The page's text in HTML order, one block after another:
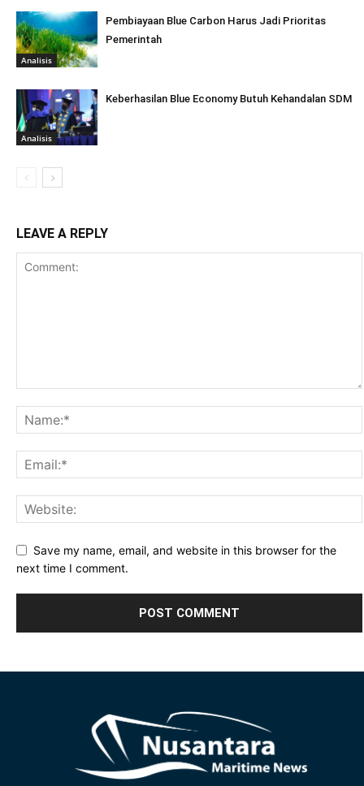
Analisis
Pembiayaan Blue Carbon Harus Jadi Prioritas
Pemerintah
Analisis
Keberhasilan Blue Economy Butuh Kehandalan SDM
LEAVE A REPLY
Save my name, email, and website in this browser for the
next time I comment.